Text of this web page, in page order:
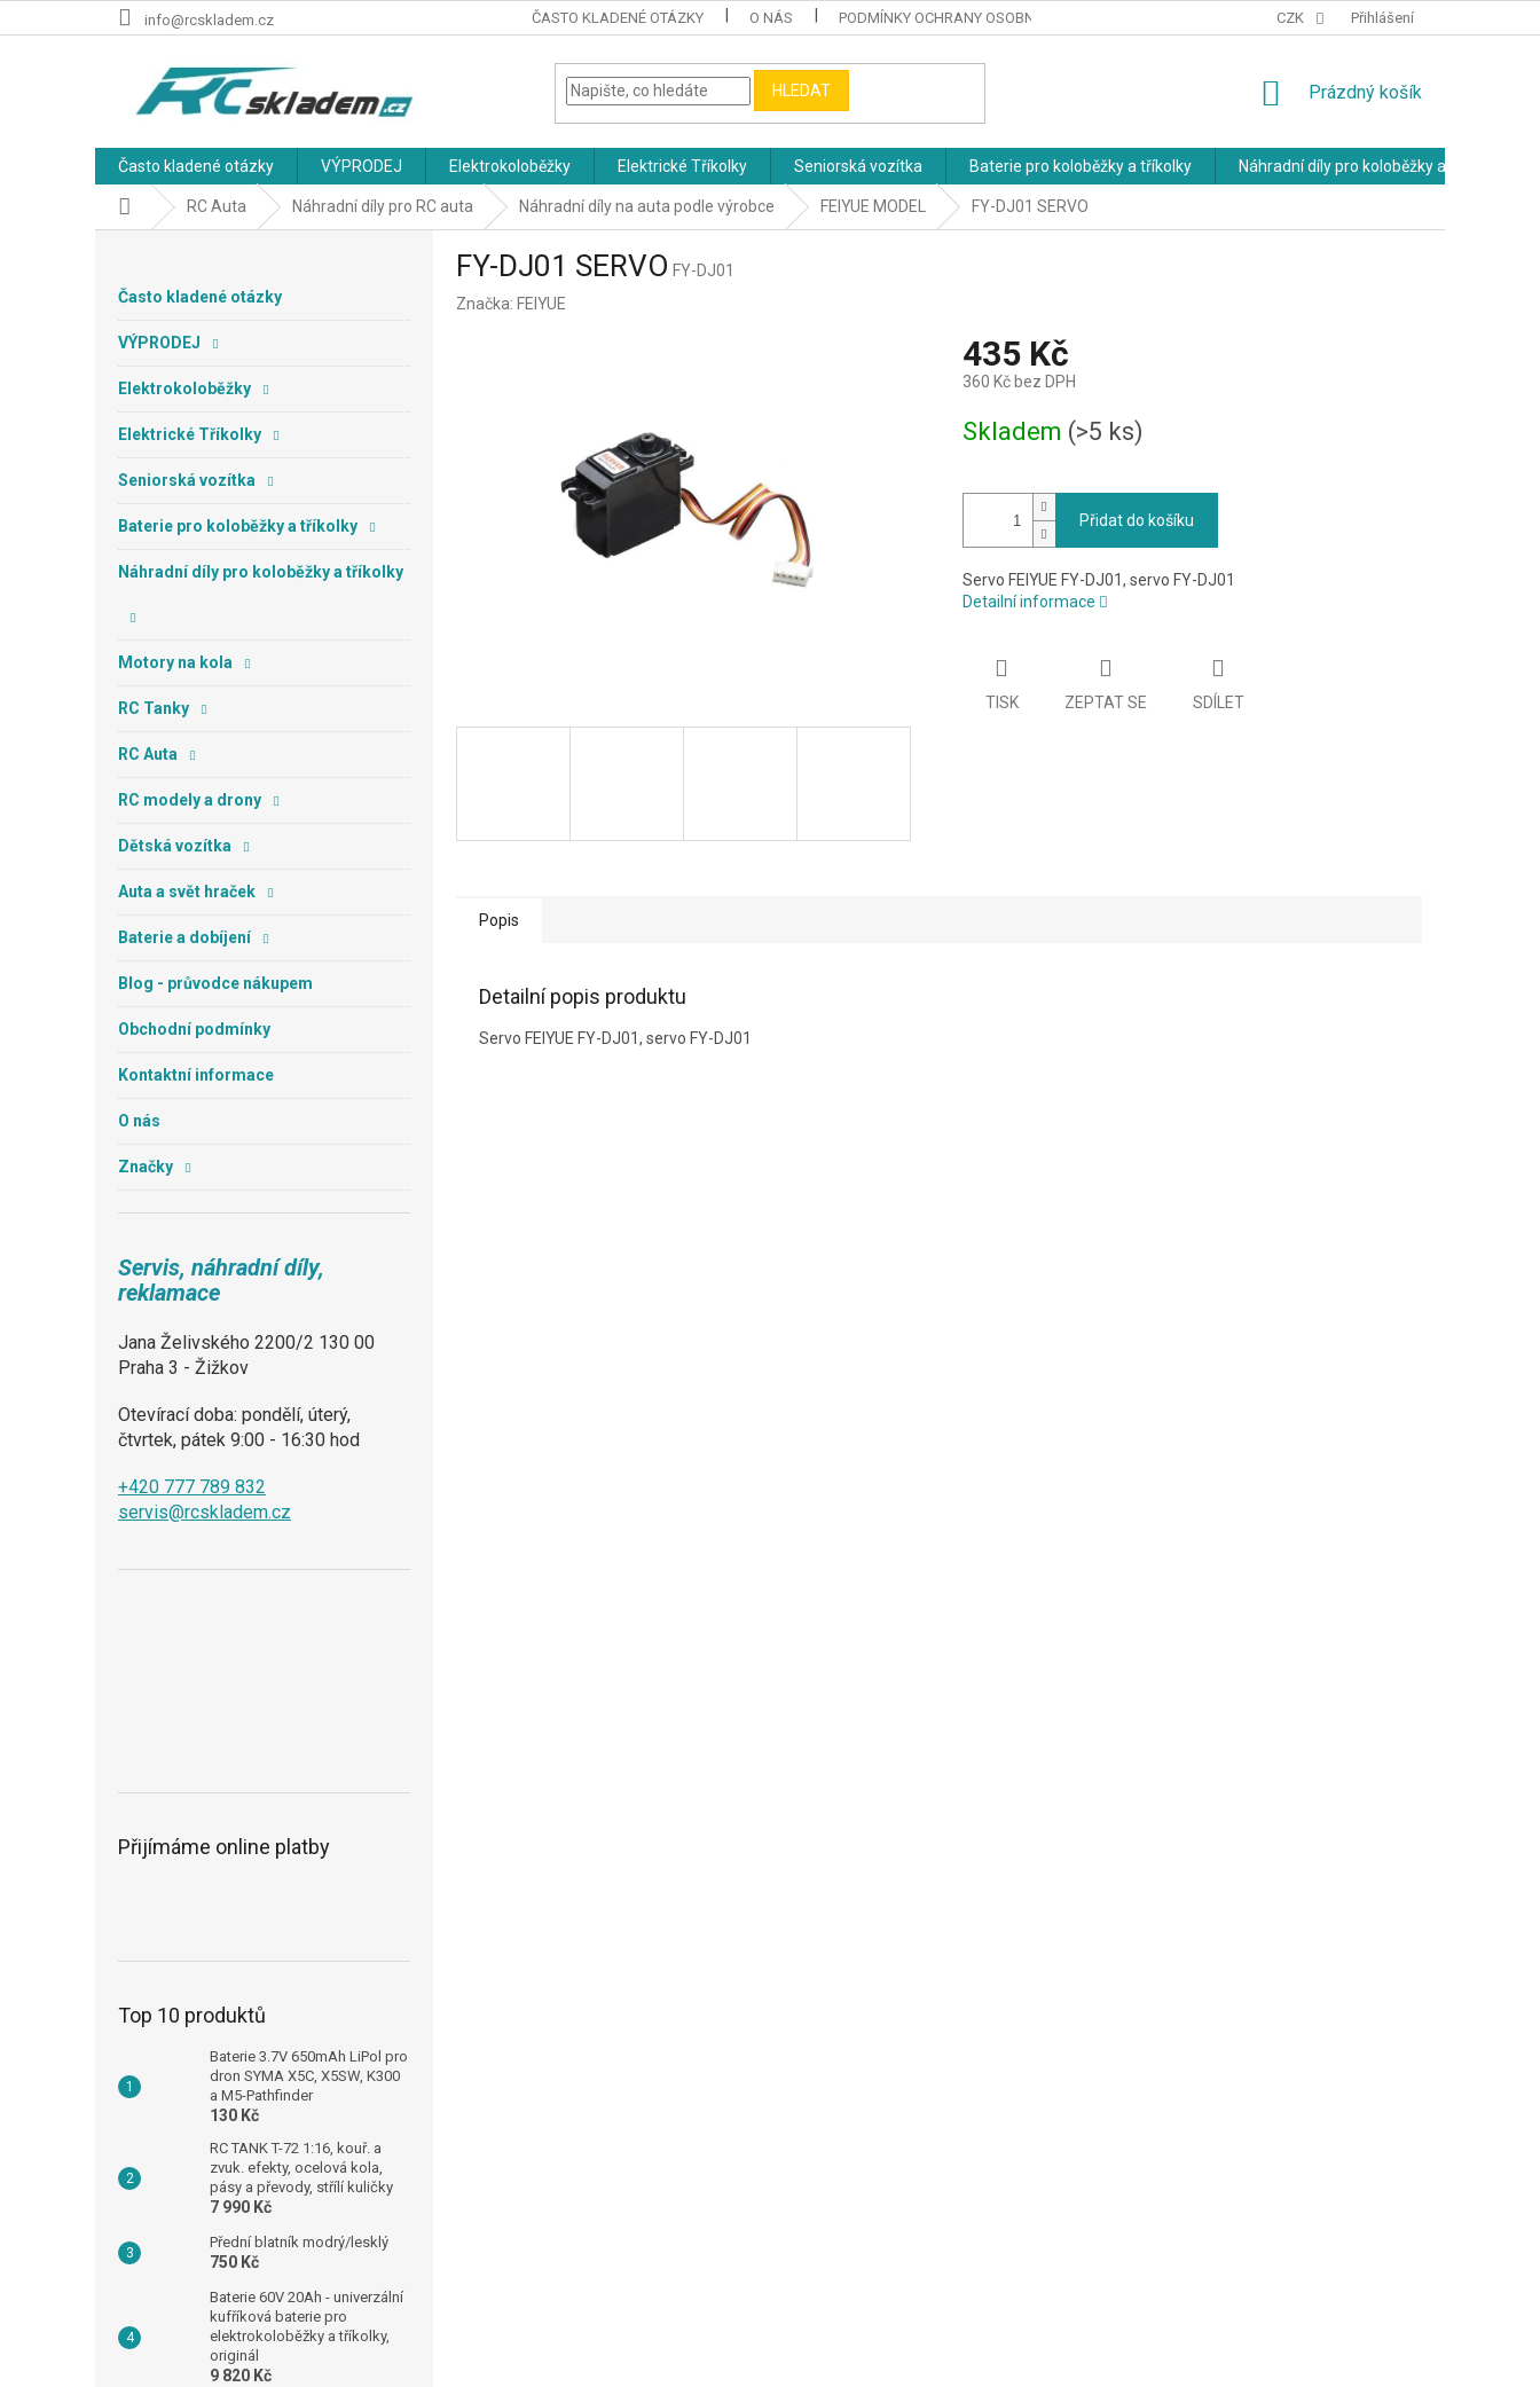
na
info@rcskladem.cz ČASTO KLADENÉ OTÁZKY O NÁS PODMÍNKY OCHRANY OSOBNÍCH ÚDAJŮ OBCHODNÍ PODMÍNKY
CZK Přihlášení
HLEDAT
NÁKUPNÍ
Prázdný košík
Často kladené otázky VÝPRODEJ Elektrokoloběžky Elektrické Tříkolky Seniorská vozítka Baterie pro koloběžky a tříkolky Náhradní díly pro koloběžky a tříkolky
Domů RC Auta Náhradní díly pro RC auta Náhradní díly na auta podle výrobce FEIYUE MODEL FY-DJ01 SERVO
Často kladené otázky
VÝPRODEJ
Elektrokoloběžky
Elektrické Tříkolky
Seniorská vozítka
Baterie pro koloběžky a tříkolky
Náhradní díly pro koloběžky a tříkolky
Motory na kola
RC Tanky
RC Auta
RC modely a drony
Dětská vozítka
Auta a svět hraček
Baterie a dobíjení
Blog - průvodce nákupem
Obchodní podmínky
Kontaktní informace
O nás
Značky
Servis, náhradní díly,
reklamace
Jana Želivského 2200/2 130 00
Praha 3 - Žižkov
Otevírací doba: pondělí, úterý,
čtvrtek, pátek 9:00 - 16:30 hod
+420 777 789 832
servis@rcskladem.cz
Přijímáme online platby
Top 10 produktů
Baterie 3.7V 650mAh LiPol pro
dron SYMA X5C, X5SW, K300
a M5-Pathfinder
130 Kč
RC TANK T-72 1:16, kouř. a
zvuk. efekty, ocelová kola,
pásy a převody, střílí kuličky
7 990 Kč
Přední blatník modrý/lesklý
750 Kč
Baterie 60V 20Ah - univerzální
kufříková baterie pro
elektrokoloběžky a tříkolky,
originál
9 820 Kč
FY-DJ01 SERVO FY-DJ01
Značka: FEIYUE
435 Kč
360 Kč bez DPH
cena:
Skladem (>5 ks)
Přidat do košíku
Servo FEIYUE FY-DJ01, servo FY-DJ01
Detailní informace
TISK ZEPTAT SE SDÍLET
Popis
Detailní popis produktu
Servo FEIYUE FY-DJ01, servo FY-DJ01